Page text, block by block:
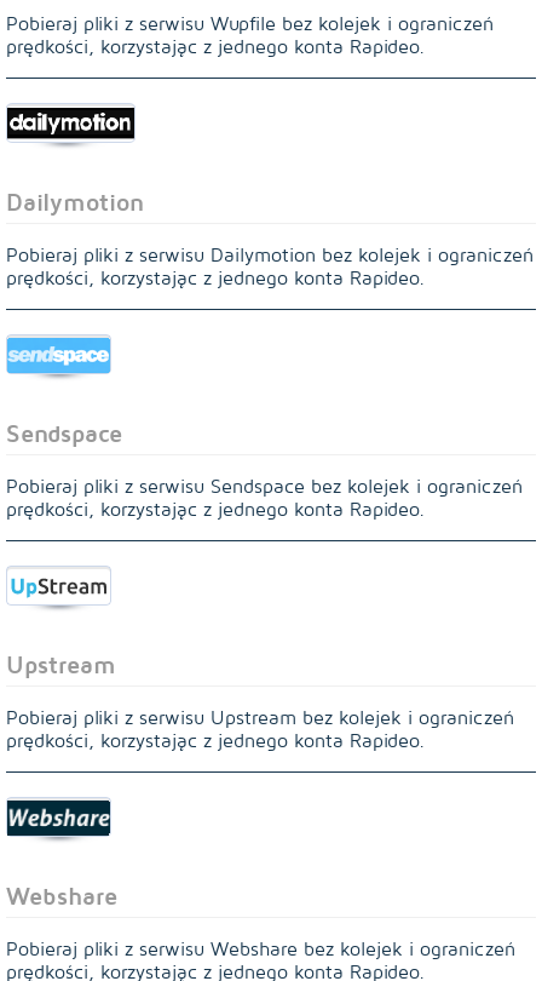
Pobieraj pliki z serwisu Wupfile bez kolejek i ograniczeń
prędkości, korzystając z jednego konta Rapideo.
Dailymotion
Pobieraj pliki z serwisu Dailymotion bez kolejek i ograniczeń
prędkości, korzystając z jednego konta Rapideo.
Sendspace
Pobieraj pliki z serwisu Sendspace bez kolejek i ograniczeń
prędkości, korzystając z jednego konta Rapideo.
Upstream
Pobieraj pliki z serwisu Upstream bez kolejek i ograniczeń
prędkości, korzystając z jednego konta Rapideo.
Webshare
Pobieraj pliki z serwisu Webshare bez kolejek i ograniczeń
prędkości, korzystając z jednego konta Rapideo.